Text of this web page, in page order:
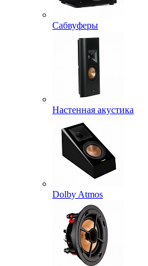
Сабвуферы
Настенная акустика
Dolby Atmos